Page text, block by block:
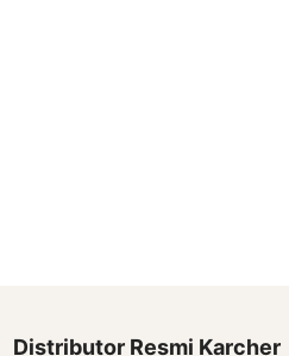
Distributor Resmi Karcher